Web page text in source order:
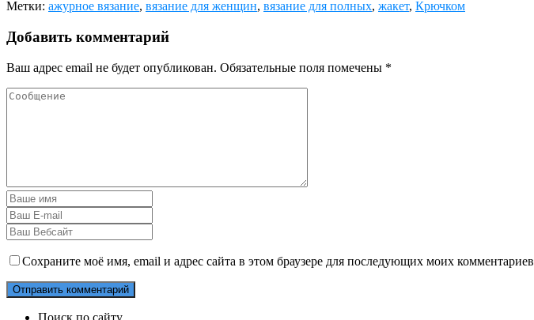
Метки: ажурное вязание, вязание для женщин, вязание для полных, жакет, Крючком
Добавить комментарий
Ваш адрес email не будет опубликован. Обязательные поля помечены *
Сохраните моё имя, email и адрес сайта в этом браузере для последующих моих комментариев
Поиск по сайту